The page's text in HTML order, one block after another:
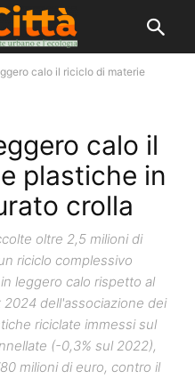
calo il riciclo di materie
calo il
plastiche in
crolla
oltre 2,5 milioni di
riciclo complessivo
leggero calo rispetto al
dell'associazione dei
riciclate immessi sul
(-0,3% sul 2022),
milioni di euro, contro il